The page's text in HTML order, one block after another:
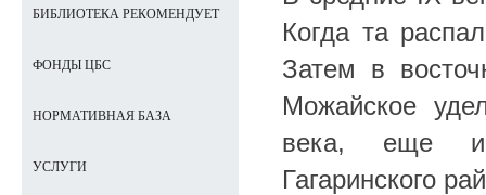
Когда та
Затем в
Можайское
века, еще и
Гагаринского
БИБЛИОТЕКА РЕКОМЕНДУЕТ
ФОНДЫ ЦБС
НОРМАТИВНАЯ БАЗА
УСЛУГИ